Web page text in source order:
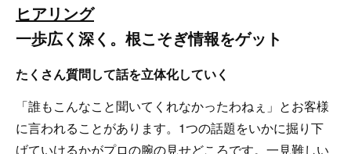
ヒアリング
一歩広く深く。根こそぎ情報をゲット
たくさん質問して話を立体化していく
「誰もこんなこと聞いてくれなかったわねぇ」とお客様
に言われることがあります。1つの話題をいかに掘り下
げていけるかがプロの腕の見せどころです。一見難しい